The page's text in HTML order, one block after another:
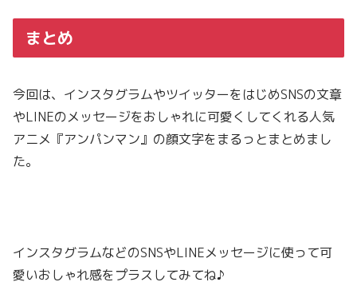
まとめ
今回は、インスタグラムやツイッターをはじめSNSの文章
やLINEのメッセージをおしゃれに可愛くしてくれる人気
アニメ『アンパンマン』の顔文字をまるっとまとめまし
た。
インスタグラムなどのSNSやLINEメッセージに使って可
愛いおしゃれ感をプラスしてみてね♪